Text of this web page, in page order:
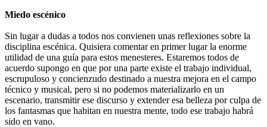
Miedo escénico
Sin lugar a dudas a todos nos convienen unas reflexiones sobre la
disciplina escénica. Quisiera comentar en primer lugar la enorme
utilidad de una guía para estos menesteres. Estaremos todos de
acuerdo supongo en que por una parte existe el trabajo individual,
escrupuloso y concienzudo destinado a nuestra mejora en el campo
técnico y musical, pero si no podemos materializarlo en un
escenario, transmitir ese discurso y extender esa belleza por culpa de
los fantasmas que habitan en nuestra mente, todo ese trabajo habrá
sido en vano.